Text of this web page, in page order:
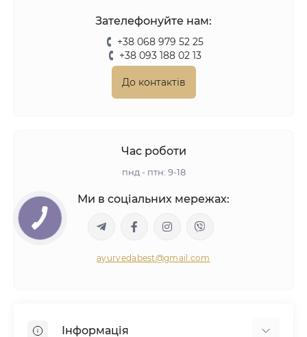
Зателефонуйте нам:
+38 068 979 52 25
+38 093 188 02 13
До контактів
Час роботи
пнд - птн: 9-18
Ми в соціальних мережах:
ayurvedabest@gmail.com
Інформація